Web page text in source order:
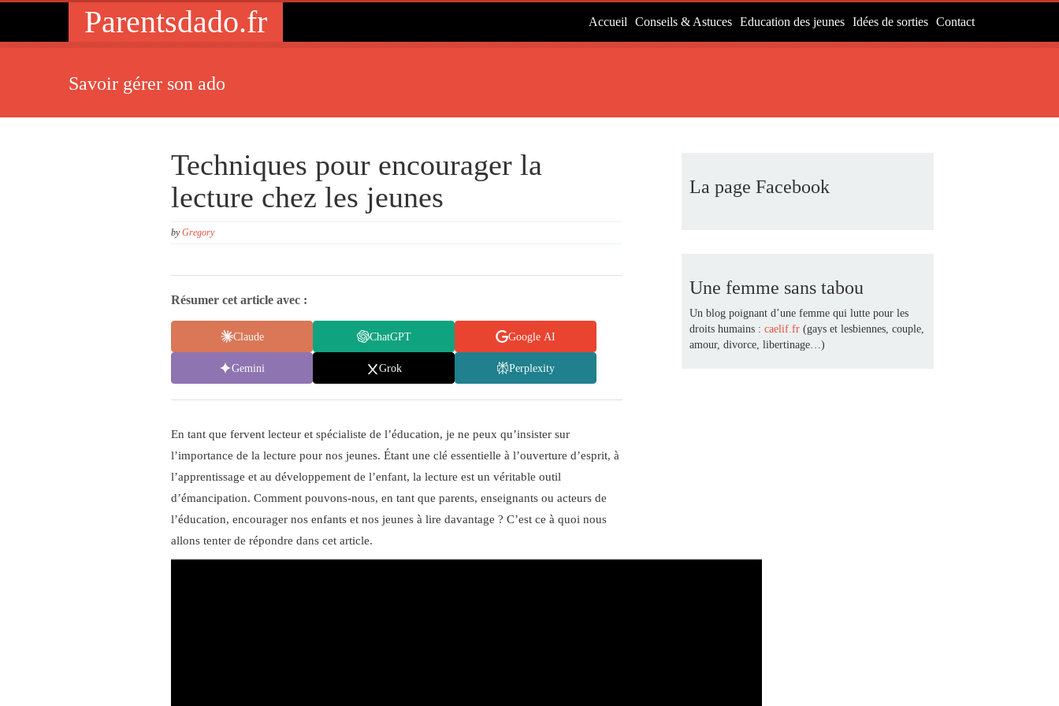
Parentsdado.fr Accueil Conseils & Astuces Education des jeunes Idées de sorties Contact
Savoir gérer son ado
Techniques pour encourager la
lecture chez les jeunes
byGregory
Résumer cet article avec :
Claude ChatGPT Google AI
Gemini Grok Perplexity
En tant que fervent lecteur et spécialiste de l’éducation, je ne peux qu’insister sur
l’importance de la lecture pour nos jeunes. Étant une clé essentielle à l’ouverture d’esprit, à
l’apprentissage et au développement de l’enfant, la lecture est un véritable outil
d’émancipation. Comment pouvons-nous, en tant que parents, enseignants ou acteurs de
l’éducation, encourager nos enfants et nos jeunes à lire davantage ? C’est ce à quoi nous
allons tenter de répondre dans cet article.
La page Facebook
Une femme sans tabou
Un blog poignant d’une femme qui lutte pour les
droits humains :caelif.fr (gays et lesbiennes, couple,
amour, divorce, libertinage…)